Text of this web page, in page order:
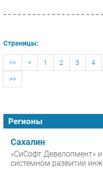
Страницы:
<< < 1 2 3 4
>>
Регионы
Сахалин
«СиСофт Девелопмент»
системном развитии